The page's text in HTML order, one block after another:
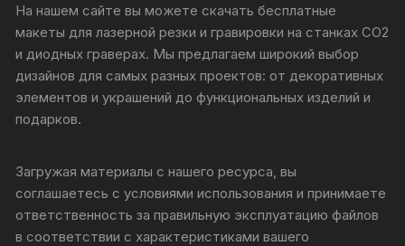
На нашем сайте вы можете скачать бесплатные
макеты для лазерной резки и гравировки на станках CO2
и диодных граверах. Мы предлагаем широкий выбор
дизайнов для самых разных проектов: от декоративных
элементов и украшений до функциональных изделий и
подарков.
Загружая материалы с нашего ресурса, вы
соглашаетесь с условиями использования и принимаете
ответственность за правильную эксплуатацию файлов
в соответствии с характеристиками вашего